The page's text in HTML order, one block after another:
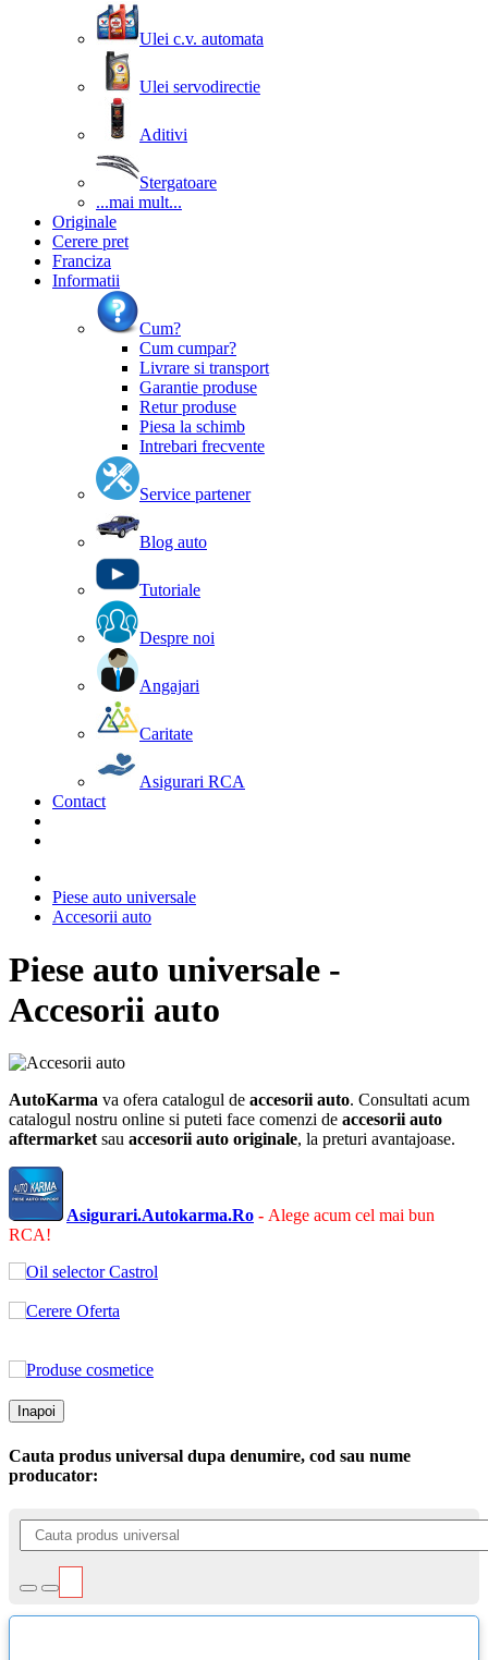
Ulei c.v. automata
Ulei servodirectie
Aditivi
Stergatoare
...mai mult...
Originale
Cerere pret
Franciza
Informatii
Cum?
Cum cumpar?
Livrare si transport
Garantie produse
Retur produse
Piesa la schimb
Intrebari frecvente
Service partener
Blog auto
Tutoriale
Despre noi
Angajari
Caritate
Asigurari RCA
Contact
Piese auto universale
Accesorii auto
Piese auto universale -
Accesorii auto
AutoKarma va ofera catalogul de accesorii auto. Consultati acum
catalogul nostru online si puteti face comenzi de accesorii auto
aftermarketsau accesorii auto originale, la preturi avantajoase.
Asigurari.Autokarma.Ro - Alege acum cel mai bun
RCA!
Inapoi
Cauta produs universal dupa denumire, cod sau nume
producator: